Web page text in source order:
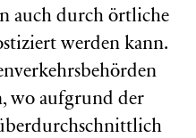
auch durch örtliche
werden kann.
wo aufgrund der